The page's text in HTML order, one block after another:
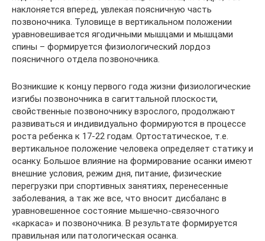
наклоняется вперед, увлекая поясничную часть
позвоночника. Туловище в вертикальном положении
уравновешивается ягодичными мышцами и мышцами
спины – формируется физиологический лордоз
поясничного отдела позвоночника.
Возникшие к концу первого года жизни физиологические
изгибы позвоночника в сагиттальной плоскости,
свойственные позвоночнику взрослого, продолжают
развиваться и индивидуально формируются в процессе
роста ребенка к 17-22 годам. Ортостатическое, т.е.
вертикальное положение человека определяет статику и
осанку. Большое влияние на формирование осанки имеют
внешние условия, режим дня, питание, физические
перегрузки при спортивных занятиях, перенесенные
заболевания, а так же все, что вносит дисбаланс в
уравновешенное состояние мышечно-связочного
«каркаса» и позвоночника. В результате формируется
правильная или патологическая осанка.